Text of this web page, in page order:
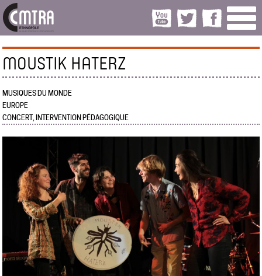
MOUSTIK HATERZ
MUSIQUES DU MONDE
EUROPE
CONCERT, INTERVENTION PÉDAGOGIQUE